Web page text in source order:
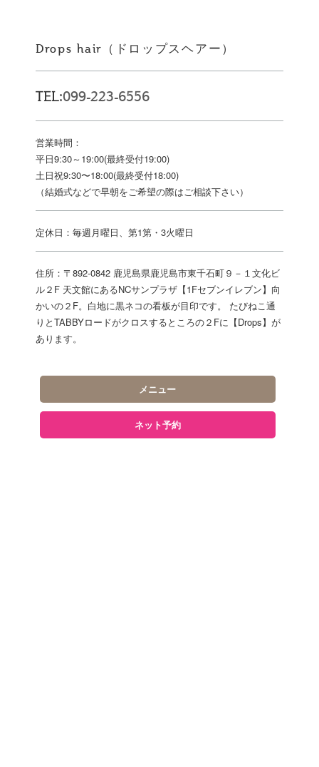
Drops hair（ドロップスヘアー）
TEL:099-223-6556
営業時間：
平日9:30～19:00(最終受付19:00)
土日祝9:30〜18:00(最終受付18:00)
（結婚式などで早朝をご希望の際はご相談下さい）
定休日：毎週月曜日、第1第・3火曜日
住所：〒892-0842 鹿児島県鹿児島市東千石町９－１文化ビ
ル２F 天文館にあるNCサンプラザ【1Fセブンイレブン】向
かいの２F。白地に黒ネコの看板が目印です。 たびねこ通
りとTABBYロードがクロスするところの２Fに【Drops】が
あります。
メニュー
ネット予約